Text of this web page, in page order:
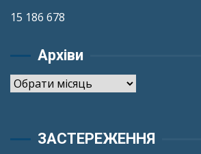
15 186 678
Архіви
Архіви
ЗАСТЕРЕЖЕННЯ